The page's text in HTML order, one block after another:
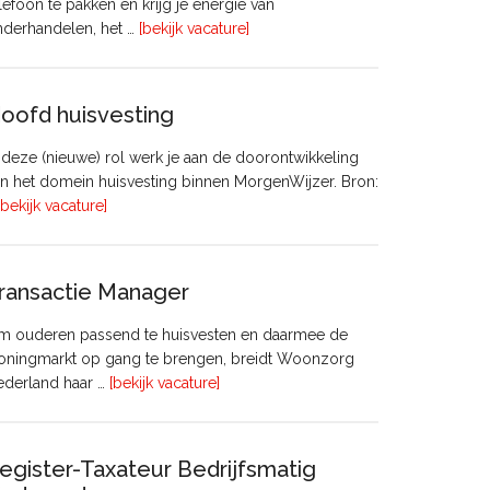
te pakken en krijg je energie van
het …
[bekijk vacature]
huisvesting
deze (nieuwe) rol werk je aan de doorontwikkeling
het domein huisvesting binnen MorgenWijzer. Bron:
[bekijk vacature]
Manager
ouderen passend te huisvesten en daarmee de
op gang te brengen, breidt Woonzorg
haar …
[bekijk vacature]
Taxateur Bedrijfsmatig